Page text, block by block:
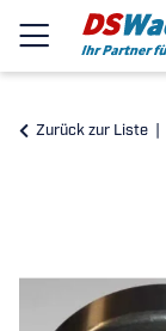
Zurück zur Liste